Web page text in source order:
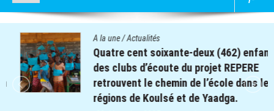
A la une/Actualités
Quatre cent soixante-deux (462) enfants
des clubs d’écoute du projet REPERE
retrouvent le chemin de l’école dans les
régions de Koulsé et de Yaadga.